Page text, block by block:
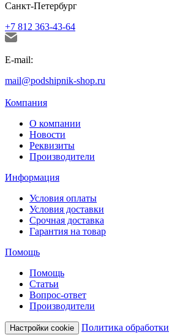
Санкт-Петербург
+7 812 363-43-64
E-mail:
mail@podshipnik-shop.ru
Компания
О компании
Новости
Реквизиты
Производители
Информация
Условия оплаты
Условия доставки
Срочная доставка
Гарантия на товар
Помощь
Помощь
Статьи
Вопрос-ответ
Производители
Настройки cookie
Политика обработки